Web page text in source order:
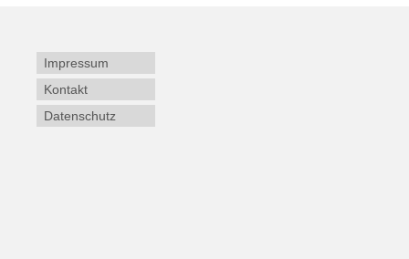
Impressum
Kontakt
Datenschutz